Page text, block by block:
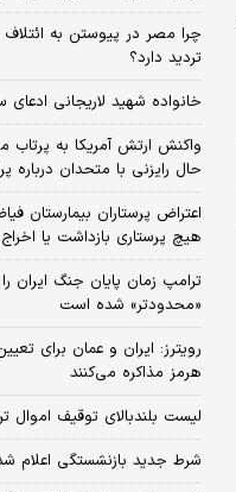
چرا مصر در پیوستن به ائتلاف
تردید دارد؟
خانواده شهید لاریجانی
واکنش ارتش آمریکا به پرتاب
حال رایزنی با متحدان
اعتراض پرستاران
هیچ پرستاری بازداشت یا
ترامپ زمان پایان جنگ ایران
«محدودتر» شده است
هرمز مذاکره می‌کنند
لیست بلندبالای توقیف اموال
شرط جدید بازنشستگی اعلام